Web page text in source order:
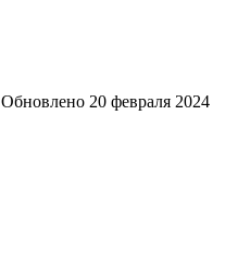
Обновлено 20 февраля 2024